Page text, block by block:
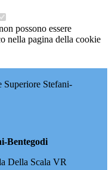
possono essere
nella pagina della cookie
Superiore Stefani-
Bentegodi
Della Scala VR